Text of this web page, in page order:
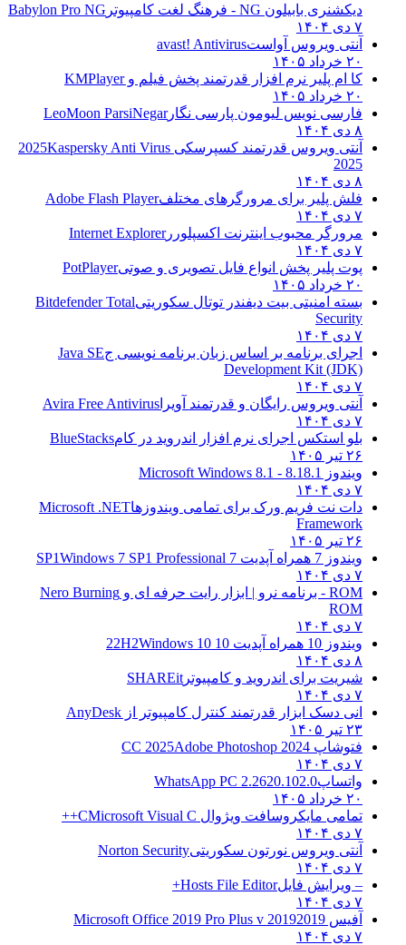
دیکشنری بابیلون NG - فرهنگ لغت کامپیوتر
Babylon Pro NG
۷ دی ۱۴۰۴
آنتی ویروس آواستavast! Antivirus
۲۰ خرداد ۱۴۰۵
کا ام پلیر نرم افزار قدرتمند پخش فیلم وKMPlayer
۲۰ خرداد ۱۴۰۵
فارسی نویس لیومون پارسی نگارLeoMoon ParsiNegar
۸ دی ۱۴۰۴
آنتی ویروس قدرتمند کسپرسکی 2025 Kaspersky Anti Virus
2025
۸ دی ۱۴۰۴
فلش پلیر برای مرورگرهای مختلفAdobe Flash Player
۷ دی ۱۴۰۴
مرورگر محبوب اینترنت اکسپلوررInternet Explorer
۷ دی ۱۴۰۴
پوت پلیر پخش انواع فایل تصویری و صوتیPotPlayer
۲۰ خرداد ۱۴۰۵
بسته امنیتی بیت دیفندر توتال سکوریتیBitdefender Total
Security
۷ دی ۱۴۰۴
اجرای برنامه بر اساس زبان برنامه نویسی جJava SE
Development Kit (JDK)
۷ دی ۱۴۰۴
آنتی ویروس رایگان و قدرتمند آویرا Avira Free Antivirus
۷ دی ۱۴۰۴
بلو استکس اجرای نرم افزار اندروید در کامBlueStacks
۲۶ تیر ۱۴۰۵
ویندوز 8.1
8.1 - Microsoft Windows 8.1
۷ دی ۱۴۰۴
دات نت فریم ورک برای تمامی ویندوزهاMicrosoft .NET
Framework
۲۶ تیر ۱۴۰۵
ویندوز 7 همراه آپدیت 7 SP1
Windows 7 SP1 Professional
۷ دی ۱۴۰۴
ROM - برنامه نرو | ابزار رایت حرفه ای و
Nero Burning
ROM
۷ دی ۱۴۰۴
ویندوز 10 همراه آپدیت 10 22H2
Windows 10
۸ دی ۱۴۰۴
شیریت برای اندروید و کامپیوتر SHAREit
۷ دی ۱۴۰۴
انی دسک ابزار قدرتمند کنترل کامپیوتر از AnyDesk
۲۳ تیر ۱۴۰۵
فتوشاپ CC 2025 Adobe Photoshop 2024
۷ دی ۱۴۰۴
واتساپWhatsApp PC 2.2620.102.0
۲۰ خرداد ۱۴۰۵
تمامی مایکروسافت ویژوال C Microsoft Visual C++
۷ دی ۱۴۰۴
آنتی ویروس نورتون سکوریتیNorton Security
۷ دی ۱۴۰۴
– ویرایش فایلHosts File Editor+
۷ دی ۱۴۰۴
آفیس 2019 2019 Microsoft Office 2019 Pro Plus v
۷ دی ۱۴۰۴